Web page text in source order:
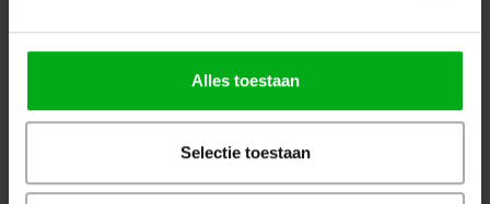
Alles toestaan
Selectie toestaan
| transparant | 2,5 of 3m |
Login voor prijzen
Profielspot LED Movinghead
CMY | 29dB(A) | 18 gobo's
≥70
Login voor prijzen